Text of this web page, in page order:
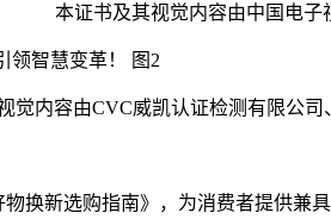
本证书及其视觉内容由中国电子
觉内容由CVC威凯认证检测有限公
换新选购指南》，为消费者提供